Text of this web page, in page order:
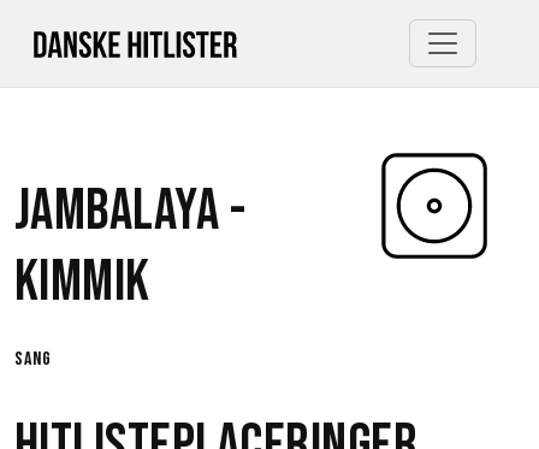
Jambalaya -
Kimmik
sang